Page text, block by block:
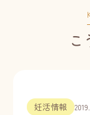
こ
妊活情報